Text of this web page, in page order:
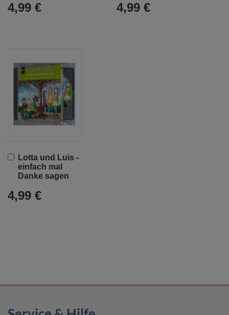
4,99 € 4,99 €
Lotta und Luis -
einfach mal
Danke sagen
4,99 €
In
den
Warenkorb